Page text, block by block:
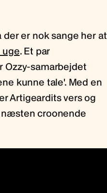
der er nok sange her at
uge. Et par
Ozzy-samarbejdet
kunne tale'. Med en
Artigeardits vers og
croonende